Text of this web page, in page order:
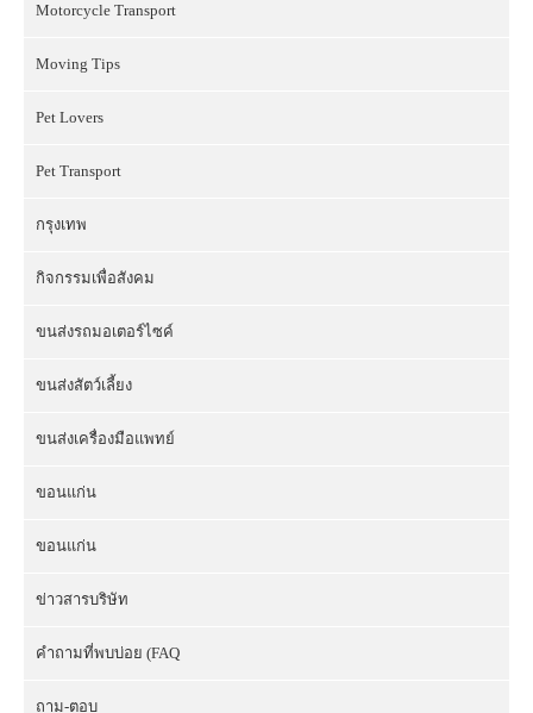
Motorcycle Transport
Moving Tips
Pet Lovers
Pet Transport
กรุงเทพ
กิจกรรมเพื่อสังคม
ขนส่งรถมอเตอร์ไซค์
ขนส่งสัตว์เลี้ยง
ขนส่งเครื่องมือแพทย์
ขอนแก่น
ขอนแก่น
ข่าวสารบริษัท
คำถามที่พบบ่อย (FAQ
ถาม-ตอบ